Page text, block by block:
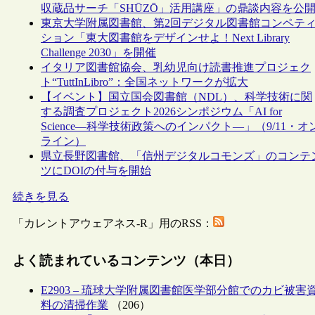
収蔵品サーチ「SHŪZŌ」活用講座」の鼎談内容を公開
東京大学附属図書館、第2回デジタル図書館コンペティ
ション「東大図書館をデザインせよ！Next Library
Challenge 2030」を開催
イタリア図書館協会、乳幼児向け読書推進プロジェク
ト“TuttInLibro”：全国ネットワークが拡大
【イベント】国立国会図書館（NDL）、科学技術に関
する調査プロジェクト2026シンポジウム「AI for
Science―科学技術政策へのインパクト―」（9/11・オ
ライン）
県立長野図書館、「信州デジタルコモンズ」のコンテ
ツにDOIの付与を開始
続きを見る
「カレントアウェアネス-R」用のRSS：
よく読まれているコンテンツ（本日）
E2903 – 琉球大学附属図書館医学部分館でのカビ被害
料の清掃作業 （206）